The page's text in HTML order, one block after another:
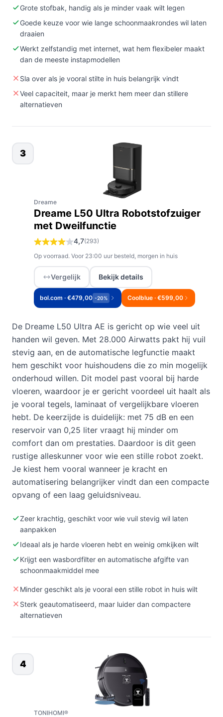
Grote stofbak, handig als je minder vaak wilt legen
Goede keuze voor wie lange schoonmaakrondes wil laten
draaien
Werkt zelfstandig met internet, wat hem flexibeler maakt
dan de meeste instapmodellen
Sla over als je vooral stilte in huis belangrijk vindt
Veel capaciteit, maar je merkt hem meer dan stillere
alternatieven
3
Dreame
Dreame L50 Ultra Robotstofzuiger
met Dweilfunctie
4,7(293)
Op voorraad. Voor 23:00 uur besteld, morgen in huis
Vergelijk Bekijk details
bol.com · €479,00 -20% Coolblue · €599,00
De Dreame L50 Ultra AE is gericht op wie veel uit
handen wil geven. Met 28.000 Airwatts pakt hij vuil
stevig aan, en de automatische legfunctie maakt
hem geschikt voor huishoudens die zo min mogelijk
onderhoud willen. Dit model past vooral bij harde
vloeren, waardoor je er gericht voordeel uit haalt als
je vooral tegels, laminaat of vergelijkbare vloeren
hebt. De keerzijde is duidelijk: met 75 dB en een
reservoir van 0,25 liter vraagt hij minder om
comfort dan om prestaties. Daardoor is dit geen
rustige alleskunner voor wie een stille robot zoekt.
Je kiest hem vooral wanneer je kracht en
automatisering belangrijker vindt dan een compacte
opvang of een laag geluidsniveau.
Zeer krachtig, geschikt voor wie vuil stevig wil laten
aanpakken
Ideaal als je harde vloeren hebt en weinig omkijken wilt
Krijgt een wasbordfilter en automatische afgifte van
schoonmaakmiddel mee
Minder geschikt als je vooral een stille robot in huis wilt
Sterk geautomatiseerd, maar luider dan compactere
alternatieven
4
TONIHOMI®